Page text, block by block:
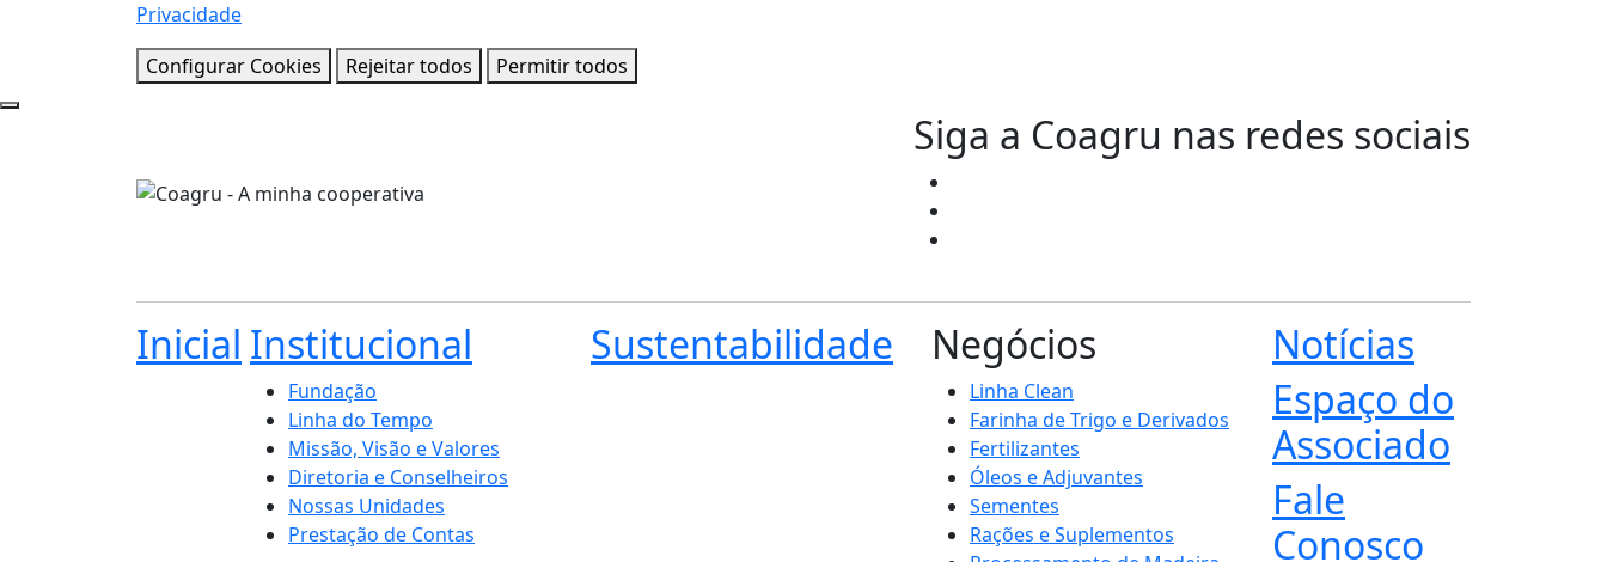
Privacidade
Configurar Cookies
Rejeitar todos Permitir todos
Siga a Coagru nas redes sociais
Inicial Institucional
Fundação
Linha do Tempo
Missão, Visão e Valores
Diretoria e Conselheiros
Nossas Unidades
Prestação de Contas
Sustentabilidade Negócios
Linha Clean
Farinha de Trigo e Derivados
Fertilizantes
Óleos e Adjuvantes
Sementes
Rações e Suplementos
Notícias
Espaço do
Associado
Fale
Conosco